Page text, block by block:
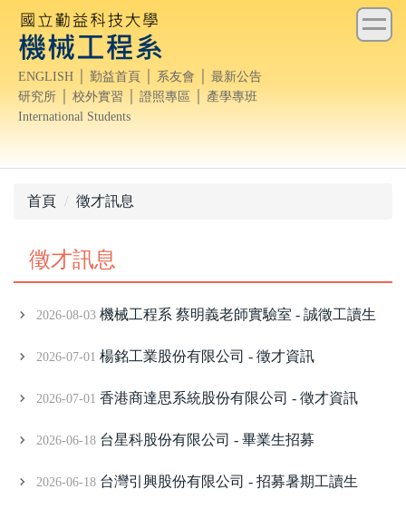
跳
到
主
要
內
容
ENGLISH 勤益首頁 系友會
最新公告
研究所
校外實習 證照專區
產學專班
International Students
首頁 徵才訊息
徵才訊息
2026-08-03 機械工程系 蔡明義老師實驗室 - 誠徵工讀生
2026-07-01 楊銘工業股份有限公司 - 徵才資訊
2026-07-01 香港商達思系統股份有限公司 - 徵才資訊
2026-06-18 台星科股份有限公司 - 畢業生招募
2026-06-18 台灣引興股份有限公司 - 招募暑期工讀生